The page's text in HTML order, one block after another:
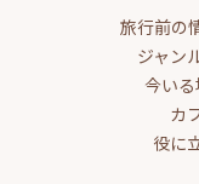
旅行前の
ジャン
今い
カ
役に